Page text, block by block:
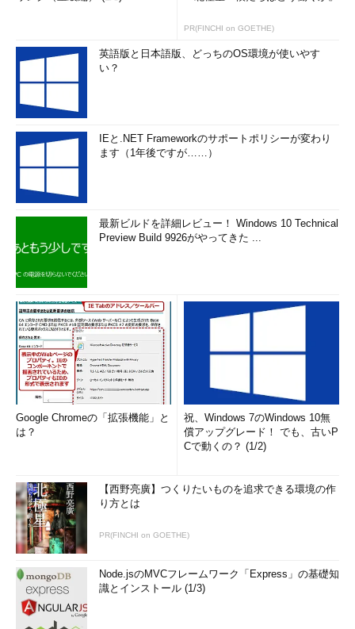
PR(FINCHI on GOETHE)
英語版と日本語版、どっちのOS環境が使いやす
い？
IEと.NET Frameworkのサポートポリシーが変わり
ます（1年後ですが……）
最新ビルドを詳細レビュー！ Windows 10 Technical
Preview Build 9926がやってきた ...
Google Chromeの「拡張機能」と
は？
祝、Windows 7のWindows 10無
償アップグレード！ でも、古いP
Cで動くの？ (1/2)
【西野亮廣】つくりたいものを追求できる環境の作
り方とは
PR(FINCHI on GOETHE)
Node.jsのMVCフレームワーク「Express」の基礎知
識とインストール (1/3)